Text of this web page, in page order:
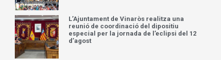
L’Ajuntament de Vinaròs realitza una
reunió de coordinació del dipositiu
especial per la jornada de l’eclipsi del 12
d’agost